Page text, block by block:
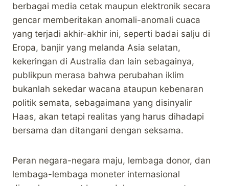
berbagai media cetak maupun elektronik secara
gencar memberitakan anomali-anomali cuaca
yang terjadi akhir-akhir ini, seperti badai salju di
Eropa, banjir yang melanda Asia selatan,
kekeringan di Australia dan lain sebagainya,
publikpun merasa bahwa perubahan iklim
bukanlah sekedar wacana ataupun kebenaran
politik semata, sebagaimana yang disinyalir
Haas, akan tetapi realitas yang harus dihadapi
bersama dan ditangani dengan seksama.
Peran negara-negara maju, lembaga donor, dan
lembaga-lembaga moneter internasional